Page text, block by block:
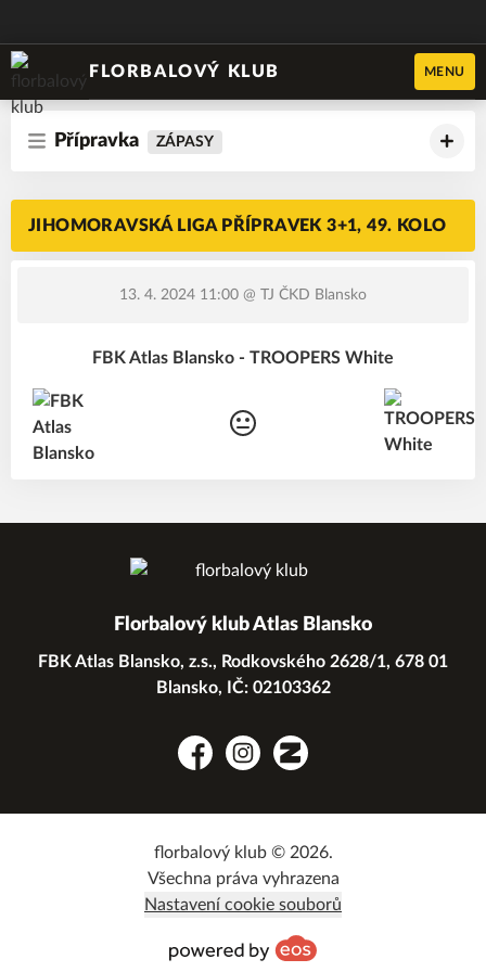
FLORBALOVÝ KLUB MENU
Přípravka ZÁPASY
JIHOMORAVSKÁ LIGA PŘÍPRAVEK 3+1, 49. KOLO
13. 4. 2024 11:00 @ TJ ČKD Blansko
FBK Atlas Blansko - TROOPERS White
Florbalový klub Atlas Blansko
FBK Atlas Blansko, z.s., Rodkovského 2628/1, 678 01
Blansko, IČ: 02103362
FacebookInstagramZonerama
florbalový klub © 2026.
Všechna práva vyhrazena
Nastavení cookie souborů